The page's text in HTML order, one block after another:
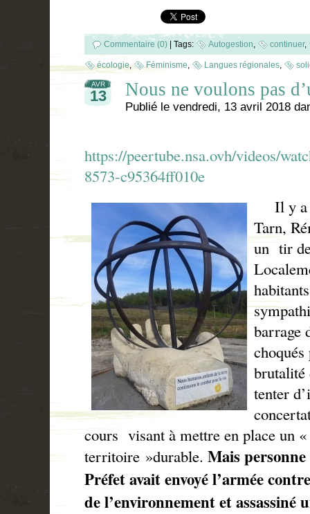
Commentaire (0) Tags: Autogestion, continuer,
écologie, Féminisme, Langues régionales,
AVR
13 Nous ne voulons pas
Publié le vendredi, 13 avril 2018
https://peertube.nsa.ovh/videos/
8573-c95364ff010e
Il y a
Tarn,
un tir
barrage
brutalité
tenter
cours visant à mettre en place un
territoire »durable. Mais
Préfet avait envoyé l’armée
de l’environnement et assassiné